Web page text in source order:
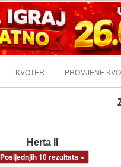
KVOTER PROMJENE
Herta II
Posljednjih 10 rezultata